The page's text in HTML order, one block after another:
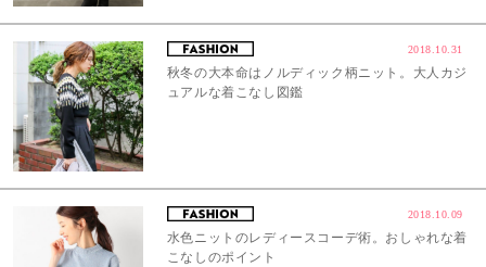
2018.10.31
秋冬の大本命はノルディック柄ニット。大人カジ
ュアルな着こなし図鑑
2018.10.09
水色ニットのレディースコーデ術。おしゃれな着
こなしのポイント